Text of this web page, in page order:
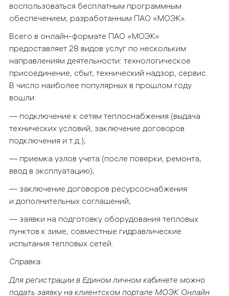
воспользоваться бесплатным программным
обеспечением, разработанным ПАО «МОЭК».
Всего в онлайн-формате ПАО «МОЭК»
предоставляет 28 видов услуг по нескольким
направлениям деятельности: технологическое
присоединение, сбыт, технический надзор, сервис.
В число наиболее популярных в прошлом году
вошли:
— подключение к сетям теплоснабжения (выдача
технических условий, заключение договоров
подключения и т.д.);
— приемка узлов учета (после поверки, ремонта,
ввод в эксплуатацию);
— заключение договоров ресурсоснабжения
и дополнительных соглашений;
— заявки на подготовку оборудования тепловых
пунктов к зиме, совместные гидравлические
испытания тепловых сетей.
Справка:
Для регистрации в Едином личном кабинете можно
подать заявку на клиентском портале МОЭК Онлайн